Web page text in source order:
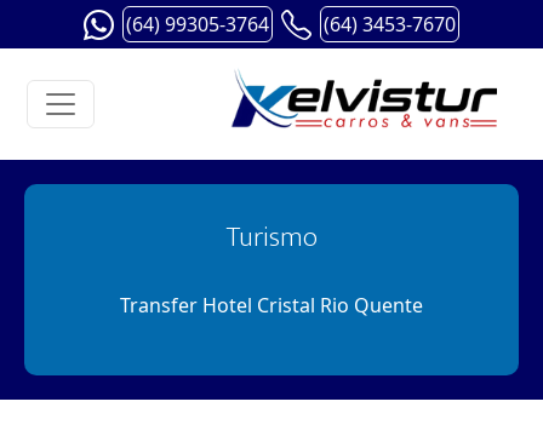
(64) 99305-3764 (64) 3453-7670
Turismo
Transfer Hotel Cristal Rio Quente